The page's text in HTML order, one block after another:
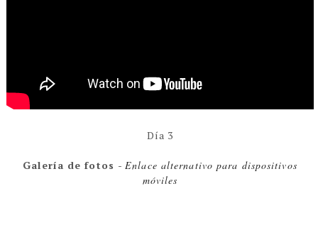
Día 3
Galería de fotos -Enlace alternativo para dispositivos
móviles